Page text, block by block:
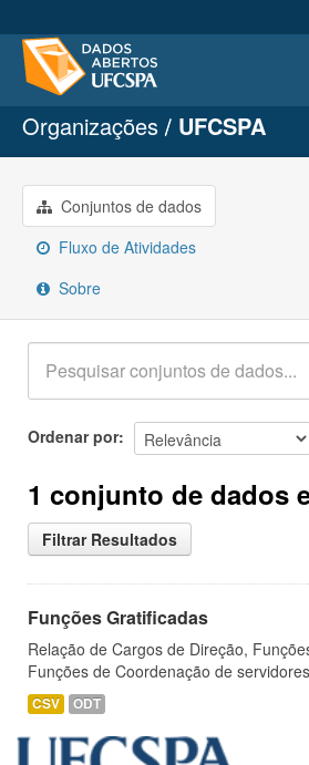
Conjuntos de dados
Organizações
Grupos
Sobre
Organizações UFCSPA
Conjuntos de dados
Fluxo de Atividades
Sobre
Ordenar por
1 conjunto de dados
Filtrar Resultados
Funções Gratificadas
Relação de Cargos de Direção,
Funções de Coordenação de
CSV ODT